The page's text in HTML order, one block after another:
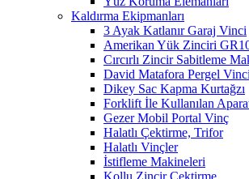
Kaldırma Ekipmanları
3 Ayak Katlanır Garaj Vinci
Amerikan Yük Zinciri
Cırcırlı Zincir Sabitleme
David Matafora Pergel Vinci
Dikey Sac Kapma Kurtağzı
Forklift İle Kullanılan
Gezer Mobil Portal Vinç
Halatlı Çektirme, Trifor
Halatlı Vinçler
İstifleme Makineleri
Kollu Zincir Çektirme